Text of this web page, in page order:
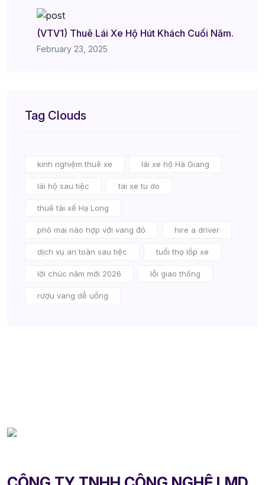
(VTV1) Thuê Lái Xe Hộ Hút Khách Cuối Năm.
February 23, 2025
Tag Clouds
kinh nghiệm thuê xe lái xe hộ Hà Giang
lái hộ sau tiệc tai xe tu do
thuê tài xế Hạ Long
phô mai nào hợp với vang đỏ hire a driver
dịch vụ an toàn sau tiệc tuổi thọ lốp xe
lời chúc năm mới 2026 lỗi giao thông
rượu vang dễ uống